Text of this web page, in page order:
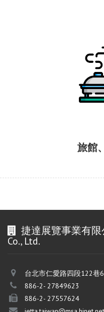
旅館
捷達展覽事業有限
Co., Ltd.
台北市仁愛路四段122
886-2- 27849623
886-2- 27557624